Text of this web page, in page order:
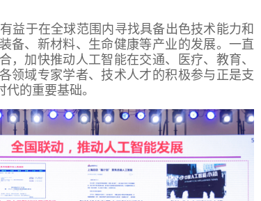
益于在全球范围内寻找具备出色技术能力和
备、新材料、生命健康等产业的发展。一直
，加快推动人工智能在交通、医疗、教育、
领域专家学者、技术人才的积极参与正是支
的重要基础。